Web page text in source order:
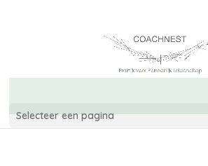
Selecteer een pagina